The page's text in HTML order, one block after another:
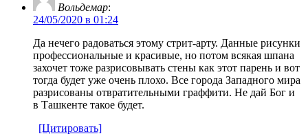
Вольдемар:
24/05/2020 в 01:24
Да нечего радоваться этому стрит-арту. Данные рисунки
профессиональные и красивые, но потом всякая шпана
захочет тоже разрисовывать стены как этот парень и вот
тогда будет уже очень плохо. Все города Западного мира
разрисованы отвратительными граффити. Не дай Бог и
в Ташкенте такое будет.
[Цитировать]